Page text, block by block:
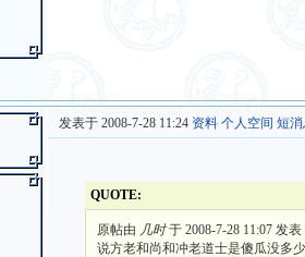
发表于 2008-7-28 11:24 资料 个人空间 短
QUOTE:
原帖由 几时于 2008-7-28 11:07 发表
说方老和尚和冲老道士是傻瓜没多